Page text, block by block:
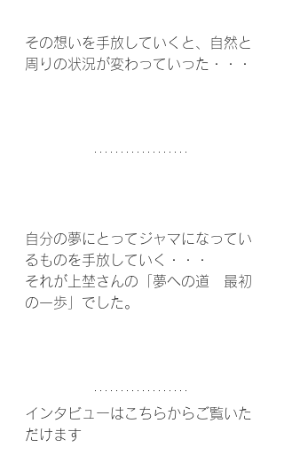
その想いを手放していくと、自然と
周りの状況が変わっていった・・・
自分の夢にとってジャマになってい
るものを手放していく・・・
それが上埜さんの「夢への道　最初
の一歩」でした。
インタビューはこちらからご覧いた
だけます